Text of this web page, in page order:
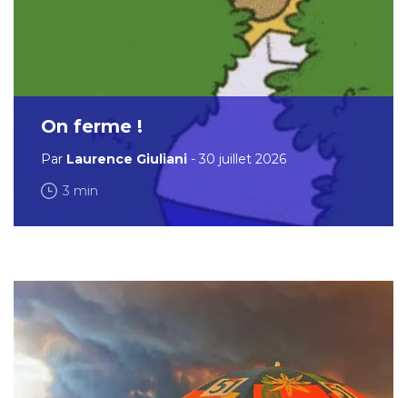
On ferme !
Par Laurence Giuliani - 30 juillet 2026
3 min